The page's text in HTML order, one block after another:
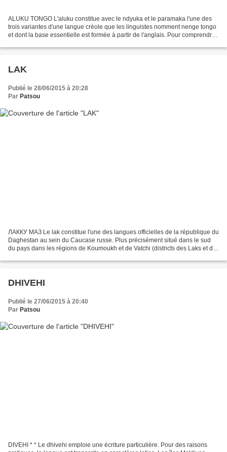
ALUKU TONGO L'aluku constitue avec le ndyuka et le paramaka l'une des
trois variantes d'une langue créole que les linguistes nomment nenge tongo
et dont la base essentielle est formée à partir de l'anglais. Pour comprendre
LAK
Publié le 28/06/2015 à 20:28
Par Patsou
ЛАККУ МАЗ Le lak constitue l'une des langues officielles de la république du
Daghestan au sein du Caucase russe. Plus précisément situé dans le sud
du pays dans les régions de Koumoukh et de Vatchi (districts des Laks et de
DHIVEHI
Publié le 27/06/2015 à 20:40
Par Patsou
DIVEHI * * Le dhivehi emploie une écriture particulière. Pour des raisons